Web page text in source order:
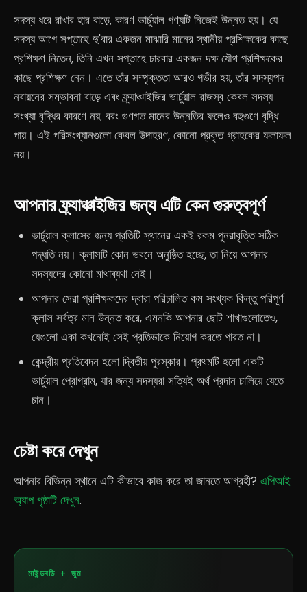
সদস্য ধরে রাখার হার বাড়ে, কারণ ভার্চুয়াল পণ্যটি নিজেই উন্নত হয়। যে
সদস্য আগে সপ্তাহে দু'বার একজন মাঝারি মানের স্থানীয় প্রশিক্ষকের কাছে
প্রশিক্ষণ নিতেন, তিনি এখন সপ্তাহে চারবার একজন দক্ষ যৌথ প্রশিক্ষকের
কাছে প্রশিক্ষণ নেন। এতে তাঁর সম্পৃক্ততা আরও গভীর হয়, তাঁর সদস্যপদ
নবায়নের সম্ভাবনা বাড়ে এবং ফ্র্যাঞ্চাইজির ভার্চুয়াল রাজস্ব কেবল সদস্য
সংখ্যা বৃদ্ধির কারণে নয়, বরং গুণগত মানের উন্নতির ফলেও বহুগুণে বৃদ্ধি
পায়। এই পরিসংখ্যানগুলো কেবল উদাহরণ, কোনো প্রকৃত গ্রাহকের ফলাফল
নয়।
আপনার ফ্র্যাঞ্চাইজির জন্য এটি কেন গুরুত্বপূর্ণ
ভার্চুয়াল ক্লাসের জন্য প্রতিটি স্থানের একই রকম পুনরাবৃত্তি সঠিক
পদ্ধতি নয়। ক্লাসটি কোন ভবনে অনুষ্ঠিত হচ্ছে, তা নিয়ে আপনার
সদস্যদের কোনো মাথাব্যথা নেই।
আপনার সেরা প্রশিক্ষকদের দ্বারা পরিচালিত কম সংখ্যক কিন্তু পরিপূর্ণ
ক্লাস সর্বত্র মান উন্নত করে, এমনকি আপনার ছোট শাখাগুলোতেও,
যেগুলো একা কখনোই সেই প্রতিভাকে নিয়োগ করতে পারত না।
কেন্দ্রীয় প্রতিবেদন হলো দ্বিতীয় পুরস্কার। প্রথমটি হলো একটি
ভার্চুয়াল প্রোগ্রাম, যার জন্য সদস্যরা সত্যিই অর্থ প্রদান চালিয়ে যেতে
চান।
চেষ্টা করে দেখুন
আপনার বিভিন্ন স্থানে এটি কীভাবে কাজ করে তা জানতে আগ্রহী? এপিআই
অ্যাপ পৃষ্ঠাটি দেখুন.
মাইন্ডবডি + জুম